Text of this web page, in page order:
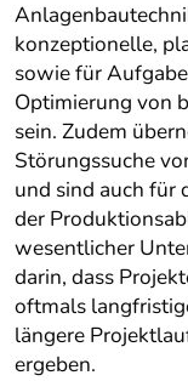
konzeptionelle,
sowie für
Optimierung von
sein. Zudem
Störungssuche
und sind auch für
der
wesentlicher
darin, dass
oftmals
längere
ergeben.